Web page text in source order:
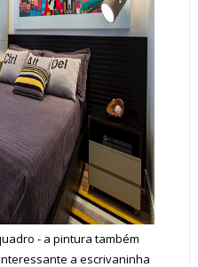
- a pintura também
a escrivaninha